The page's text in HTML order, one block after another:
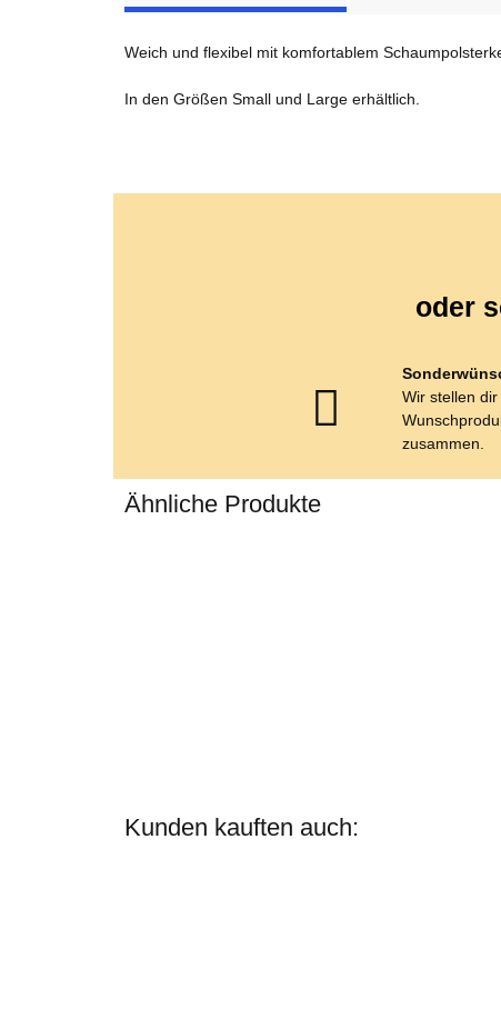
Weich und flexibel mit komfortablem
In den Größen Small und Large erhältlich.
oder
Wir stellen
zusammen.
Ähnliche Produkte
Kunden kauften auch: